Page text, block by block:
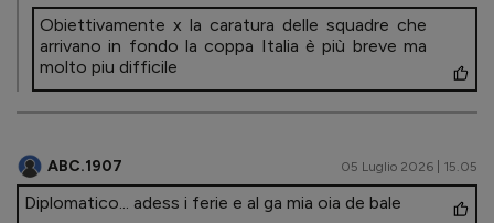
Obiettivamente x la caratura delle squadre che
arrivano in fondo la coppa Italia è più breve ma
molto piu difficile
ABC.1907 05 Luglio 2026 | 15.05
Diplomatico... adess i ferie e al ga mia oia de bale